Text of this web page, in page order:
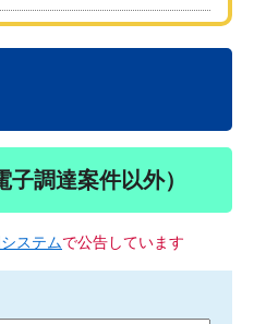
調達案件以外）
ステムで公告しています